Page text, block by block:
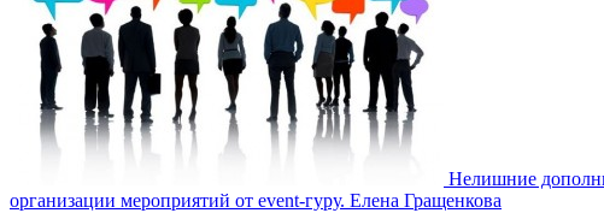
Нелишние
организации мероприятий от event-гуру. Елена Гращенкова